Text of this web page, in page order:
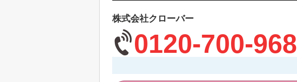
株式会社クローバー
0120-700-968